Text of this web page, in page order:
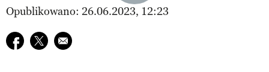
Opublikowano: 26.06.2023, 12:23
Udostępnij na facebook
Udostępnij na twitter
E-mail do przyjaciela